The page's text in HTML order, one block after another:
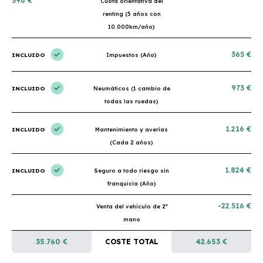
renting (5 años con
10.000km/año)
INCLUIDO Impuestos (Año) 365 €
INCLUIDO
Neumáticos (1 cambio de
todas las ruedas)
973 €
INCLUIDO
Mantenimiento y averías
(Cada 2 años)
1.216 €
INCLUIDO
Seguro a todo riesgo sin
franquicia (Año)
1.824 €
Venta del vehículo de 2ª
mano
-22.516 €
35.760 € COSTE TOTAL 42.653 €